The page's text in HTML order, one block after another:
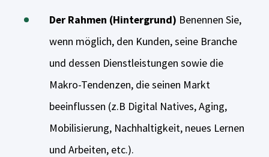
Der Rahmen (Hintergrund) Benennen Sie,
wenn möglich, den Kunden, seine Branche
und dessen Dienstleistungen sowie die
Makro-Tendenzen, die seinen Markt
beeinflussen (z.B Digital Natives, Aging,
Mobilisierung, Nachhaltigkeit, neues Lernen
und Arbeiten, etc.).